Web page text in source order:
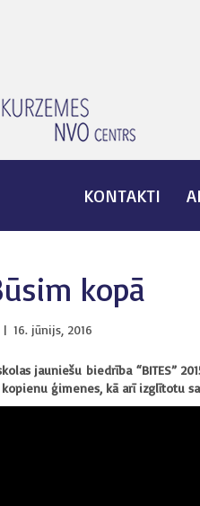
KONTAKTI
kopā
| 16. jūnijs, 2016
jauniešu biedrība “BITES”
ģimenes, kā arī izglītotu